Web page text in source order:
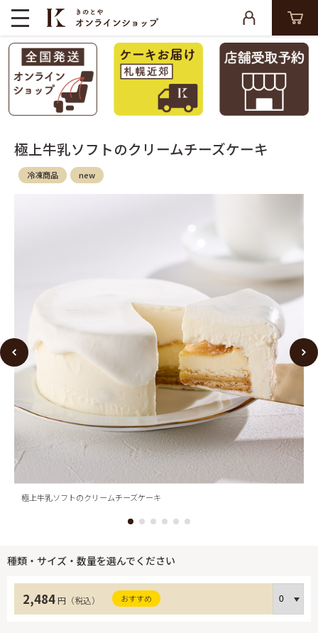
極上牛乳ソフトのクリームチーズケーキ
冷凍商品 new
極上牛乳ソフトのクリームチーズケーキ
種類・サイズ・数量を選んでください
2,484円（税込） おすすめ